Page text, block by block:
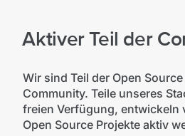
Aktiver Teil der
Wir sind Teil der Open
Community. Teile unseres
freien Verfügung, entwickeln
Open Source Projekte aktiv